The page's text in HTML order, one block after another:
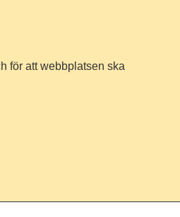
för att webbplatsen ska